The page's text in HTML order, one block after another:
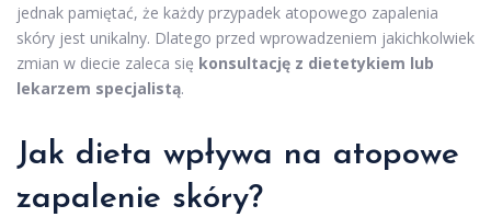
jednak pamiętać, że każdy przypadek atopowego zapalenia
skóry jest unikalny. Dlatego przed wprowadzeniem jakichkolwiek
zmian w diecie zaleca się konsultację z dietetykiem lub
lekarzem specjalistą.
Jak dieta wpływa na atopowe
zapalenie skóry?